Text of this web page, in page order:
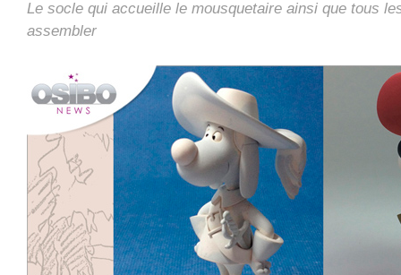
Le socle qui accueille le mousquetaire ainsi que tous
assembler